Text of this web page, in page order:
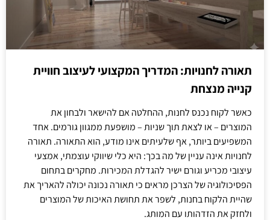
תאורה לחנויות: המדריך המקצועי לעיצוב חוויית
קנייה מנצחת
כאשר לקוח נכנס לחנות, ההחלטה אם להישאר ולבחון את
המוצרים – או לצאת תוך שניות – מושפעת ממגוון גורמים. אחד
המשפיעים ביותר, אף שלעיתים אינו מודע, הוא התאורה. תאורה
לחנויות אינה עניין של מה בכך: היא כלי שיווקי עוצמתי, אמצעי
עיצובי מכריע וגורם ישיר להגדלת המכירות. מחקרים בתחום
הפסיכולוגיה של הצרכן מראים כי תאורה נכונה יכולה להאריך את
שהיית הלקוח בחנות, לשפר את תחושת האיכות של המוצרים
ולחזק את הזדהותו עם המותג.